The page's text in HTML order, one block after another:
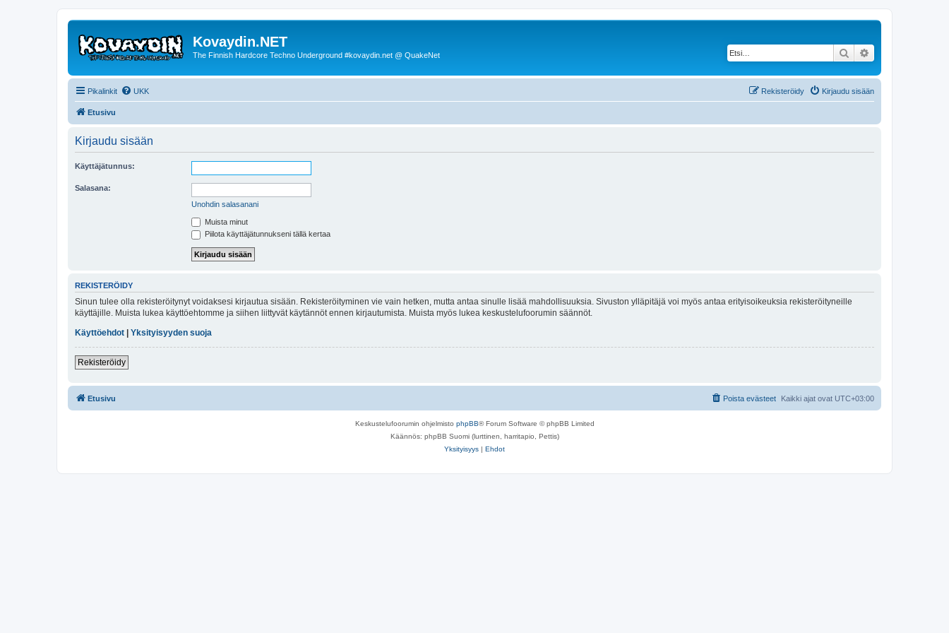
Kovaydin.NET
The Finnish Hardcore Techno Underground #kovaydin.net @ QuakeNet Etsi
Pikalinkit UKK Kirjaudu sisään
Rekisteröidy
Etusivu
Kirjaudu sisään
Käyttäjätunnus:
Salasana:
Unohdin salasanani
Muista minut
Piilota käyttäjätunnukseni tällä kertaa
REKISTERÖIDY
Sinun tulee olla rekisteröitynyt voidaksesi kirjautua sisään. Rekisteröityminen vie vain hetken, mutta antaa sinulle lisää mahdollisuuksia. Sivuston ylläpitäjä voi myös antaa erityisoikeuksia rekisteröityneille
käyttäjille. Muista lukea käyttöehtomme ja siihen liittyvät käytännöt ennen kirjautumista. Muista myös lukea keskustelufoorumin säännöt.
Käyttöehdot
Yksityisyyden suoja
Rekisteröidy
Etusivu Kaikki ajat ovat UTC+03:00
Poista evästeet
Keskustelufoorumin ohjelmisto phpBB® Forum Software © phpBB Limited
Käännös: phpBB Suomi (lurttinen, harritapio, Pettis)
Yksityisyys | Ehdot